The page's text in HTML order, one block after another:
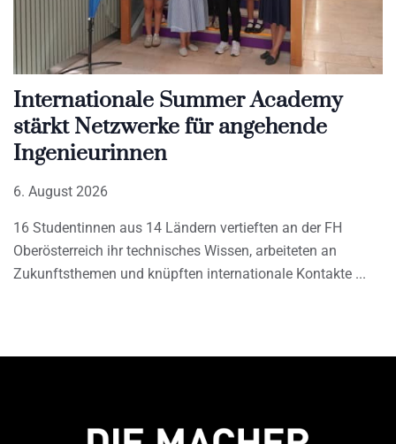
Internationale Summer Academy
stärkt Netzwerke für angehende
Ingenieurinnen
6. August 2026
16 Studentinnen aus 14 Ländern vertieften an der FH
Oberösterreich ihr technisches Wissen, arbeiteten an
Zukunftsthemen und knüpften internationale Kontakte